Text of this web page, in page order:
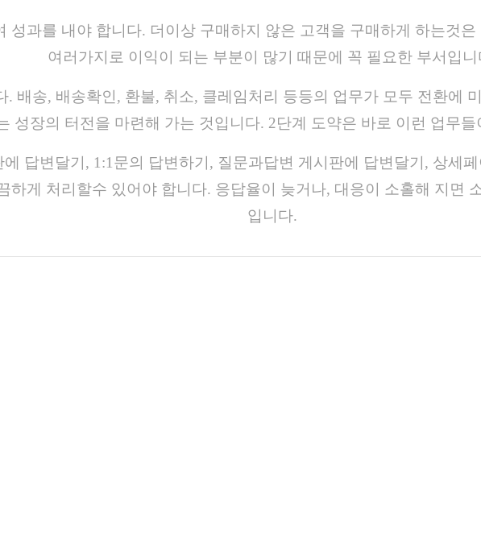
성과를 내야 합니다. 더이상 구매하지 않은 고객을 구매하게 하는것
여러가지로 이익이 되는 부분이 많기 때문에 꼭 필요한 부서입니
배송, 배송확인, 환불, 취소, 클레임처리 등등의 업무가 모두 전환에
성장의 터전을 마련해 가는 것입니다. 2단계 도약은 바로 이런 업무
답변달기, 1:1문의 답변하기, 질문과답변 게시판에 답변달기, 상세
하게 처리할수 있어야 합니다. 응답율이 늦거나, 대응이 소홀해 지면
입니다.